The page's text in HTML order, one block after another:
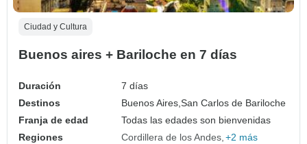
Ciudad y Cultura
Buenos aires + Bariloche en 7 días
Duración
7 días
Destinos
Buenos Aires,San Carlos de Bariloche
Franja de edad
Todas las edades son bienvenidas
Regiones
Cordillera de los Andes +2 más